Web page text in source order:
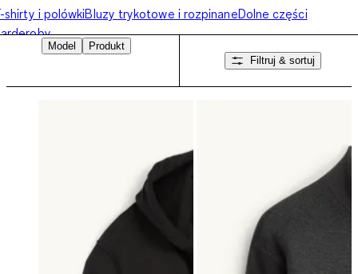
shirty i polówkiBluzy trykotowe i rozpinaneDolne części
Model
Produkt
Filtruj & sortuj